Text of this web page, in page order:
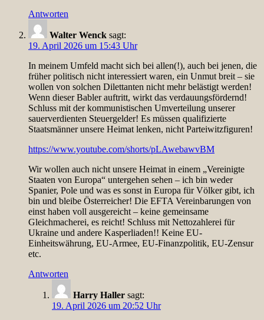
Antworten
Walter Wenck sagt:
19. April 2026 um 15:43 Uhr
In meinem Umfeld macht sich bei allen(!), auch bei jenen, die
früher politisch nicht interessiert waren, ein Unmut breit – sie
wollen von solchen Dilettanten nicht mehr belästigt werden!
Wenn dieser Babler auftritt, wirkt das verdauungsfördernd!
Schluss mit der kommunistischen Umverteilung unserer
sauerverdienten Steuergelder! Es müssen qualifizierte
Staatsmänner unsere Heimat lenken, nicht Parteiwitzfiguren!
https://www.youtube.com/shorts/pLAwebawvBM
Wir wollen auch nicht unsere Heimat in einem „Vereinigte
Staaten von Europa“ untergehen sehen – ich bin weder
Spanier, Pole und was es sonst in Europa für Völker gibt, ich
bin und bleibe Österreicher! Die EFTA Vereinbarungen von
einst haben voll ausgereicht – keine gemeinsame
Gleichmacherei, es reicht! Schluss mit Nettozahlerei für
Ukraine und andere Kasperliaden!! Keine EU-
Einheitswährung, EU-Armee, EU-Finanzpolitik, EU-Zensur
etc.
Antworten
Harry Haller sagt:
19. April 2026 um 20:52 Uhr